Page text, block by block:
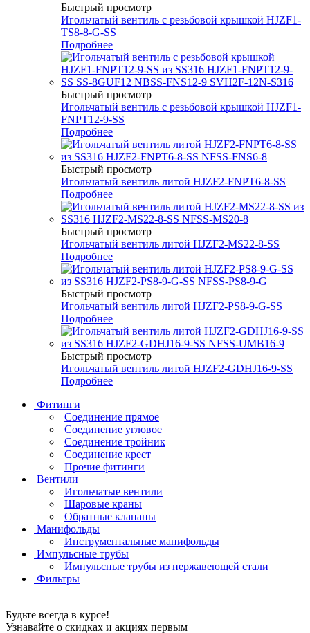
Быстрый просмотр
Игольчатый вентиль с резьбовой крышкой HJZF1-
TS8-8-G-SS
Подробнее
Быстрый просмотр
Игольчатый вентиль с резьбовой крышкой HJZF1-
FNPT12-9-SS
Подробнее
Быстрый просмотр
Игольчатый вентиль литой HJZF2-FNPT6-8-SS
Подробнее
Быстрый просмотр
Игольчатый вентиль литой HJZF2-MS22-8-SS
Подробнее
Быстрый просмотр
Игольчатый вентиль литой HJZF2-PS8-9-G-SS
Подробнее
Быстрый просмотр
Игольчатый вентиль литой HJZF2-GDHJ16-9-SS
Подробнее
Фитинги
Соединение прямое
Соединение угловое
Соединение тройник
Соединение крест
Прочие фитинги
Вентили
Игольчатые вентили
Шаровые краны
Обратные клапаны
Манифольды
Инструментальные манифольды
Импульсные трубы
Импульсные трубы из нержавеющей стали
Фильтры
Будьте всегда в курсе!
Узнавайте о скидках и акциях первым